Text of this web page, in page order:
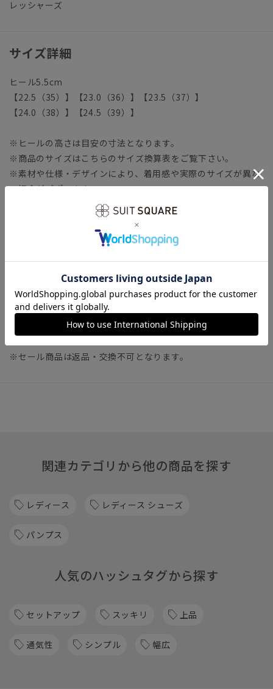
レッシャーズ
サイズ詳細
ヒール5.5cm
【22.5（35）】【23.0（36）】【23.5（37）】
【24.0（38）】【24.5（39）】
※ヒールの高さは目安の寸法となります。
※商品のサイズはこちらのサイズ換算表をご覧下さい。
※素材や仕様・デザインにより、着用感や実際のサイズが異な
る場合がございます。
※カラー名は管理用の表記となります。実際の商品の色味は商
品画像をご確認ください。
※商品画像はできる限り実際の色に近づけて掲載しております
が、パソコン環境により色味に誤差が生じる場合がございま
す。予めご了承下さいませ。
※セール商品のため、セットアップ対応商品や一部カラーの販
売を終了している可能性がございます。
※カラーによりセール価格が異なる場合がございます。予めご
※セール商品は返品・交換不可となります。
関連カテゴリから他の商品を探す
レディース レディース シューズ
パンプス
人気のハッシュタグから探す
セットアップ スッキリ 上品
通気性 シンプル 幅広